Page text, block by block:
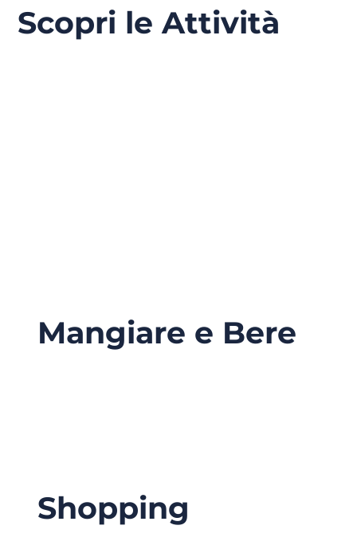
Scopri le Attività
Mangiare e Bere
Shopping